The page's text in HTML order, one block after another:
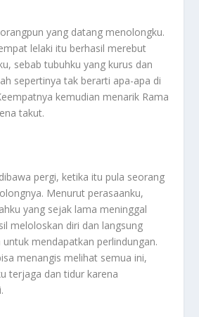
yang datang menolongku.
lelaki itu berhasil merebut
sebab tubuhku yang kurus dan
sepertinya tak berarti apa-apa di
kemudian menarik Rama
takut.
pergi, ketika itu pula seorang
Menurut perasaanku,
yang sejak lama meninggal
meloloskan diri dan langsung
mendapatkan perlindungan.
menangis melihat semua ini,
terjaga dan tidur karena